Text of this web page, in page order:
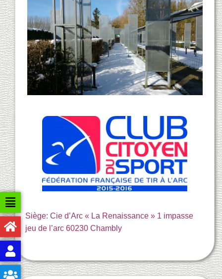
Siège: Cie d’Arc « La Renaissance » 1 impasse
jeu de l’arc 60230 Chambly